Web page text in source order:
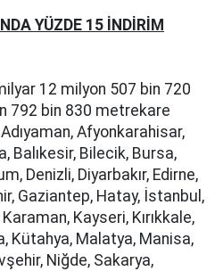
YÜZDE 15 İNDİRİM
12 milyon 507 bin 720
792 bin 830 metrekare
Afyonkarahisar,
Balıkesir, Bilecik, Bursa,
Denizli, Diyarbakır, Edirne,
Gaziantep, Hatay, İstanbul,
Kayseri, Kırıkkale,
Kütahya, Malatya, Manisa,
Niğde, Sakarya,